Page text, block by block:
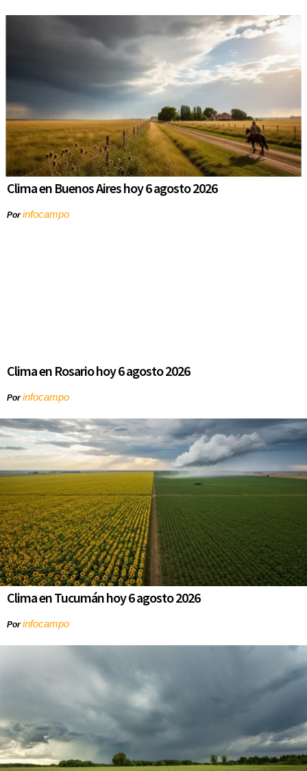
Clima en Buenos Aires hoy 6 agosto 2026
Porinfocampo
Clima en Rosario hoy 6 agosto 2026
Porinfocampo
Clima en Tucumán hoy 6 agosto 2026
Porinfocampo